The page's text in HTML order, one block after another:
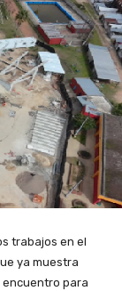
trabajos en el
ya muestra
para